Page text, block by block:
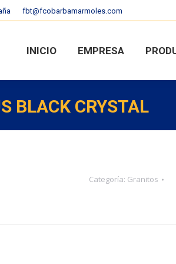
fbt@fcobarbamarmoles.com
INICIO EMPRESA
BLACK CRYSTAL
Categoría: Granitos
INICIO EMPRESA